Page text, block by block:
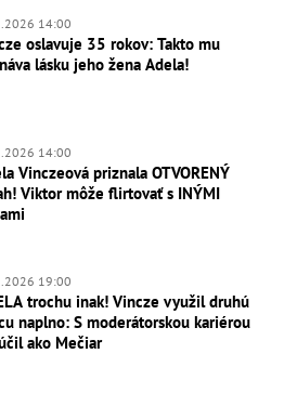
14:00
oslavuje 35 rokov: Takto mu
lásku jeho žena Adela!
14:00
Vinczeová priznala OTVORENÝ
Viktor môže flirtovať s INÝMI
19:00
trochu inak! Vincze využil druhú
naplno: S moderátorskou kariérou
ako Mečiar